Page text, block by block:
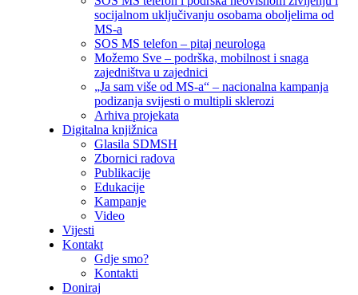
socijalnom uključivanju osobama oboljelima od
MS-a
SOS MS telefon – pitaj neurologa
Možemo Sve – podrška, mobilnost i snaga
zajedništva u zajednici
„Ja sam više od MS-a“ – nacionalna kampanja
podizanja svijesti o multipli sklerozi
Arhiva projekata
Digitalna knjižnica
Glasila SDMSH
Zbornici radova
Publikacije
Edukacije
Kampanje
Video
Vijesti
Kontakt
Gdje smo?
Kontakti
Doniraj